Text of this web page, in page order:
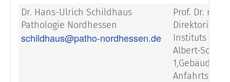
Dr. Hans-Ulrich Schildhaus
Pathologie Nordhessen
schildhaus@patho-nordhessen.de
Prof. Dr.
Direktorin
Instituts
Albert-
1,Gebäude D